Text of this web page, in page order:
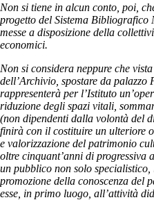
Non si tiene in alcun conto, poi,
progetto del Sistema Bibliografico
messe a disposizione della
economici.
Non si considera neppure che
dell’Archivio, spostare da
rappresenterà per l’Istituto
riduzione degli spazi vitali,
(non dipendenti dalla volontà del
finirà con il costituire un ulteriore
e valorizzazione del patrimonio
oltre cinquant’anni di progressiva
un pubblico non solo
promozione della conoscenza del
esse, in primo luogo, all’attività